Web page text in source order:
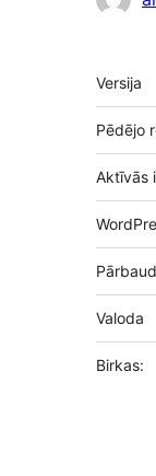
Meta
Versija
Pēdējo
Aktīvās
Valoda
Birkas: